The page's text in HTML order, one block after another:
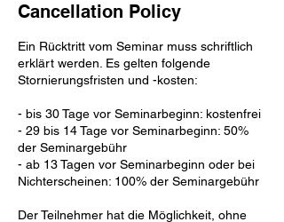
Cancellation Policy
Ein Rücktritt vom Seminar muss schriftlich
erklärt werden. Es gelten folgende
Stornierungsfristen und -kosten:
- bis 30 Tage vor Seminarbeginn: kostenfrei
- 29 bis 14 Tage vor Seminarbeginn: 50%
der Seminargebühr
- ab 13 Tagen vor Seminarbeginn oder bei
Nichterscheinen: 100% der Seminargebühr
Der Teilnehmer hat die Möglichkeit, ohne